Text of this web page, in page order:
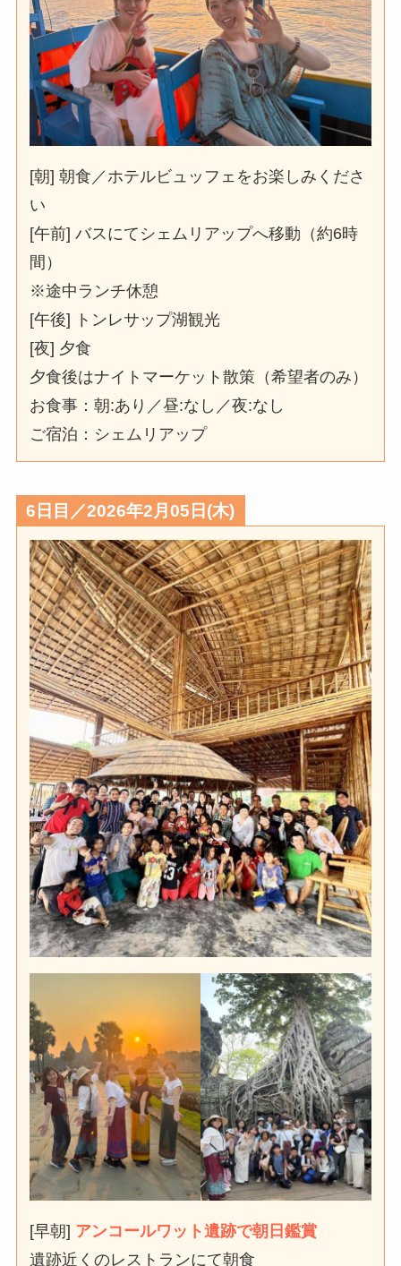
[朝] 朝食／ホテルビュッフェをお楽しみくださ
い
[午前] バスにてシェムリアップへ移動（約6時
間）
※途中ランチ休憩
[午後] トンレサップ湖観光
[夜] 夕食
夕食後はナイトマーケット散策（希望者のみ）
お食事：朝:あり／昼:なし／夜:なし
ご宿泊：シェムリアップ
6日目／2026年2月05日(木)
[早朝] アンコールワット遺跡で朝日鑑賞
遺跡近くのレストランにて朝食